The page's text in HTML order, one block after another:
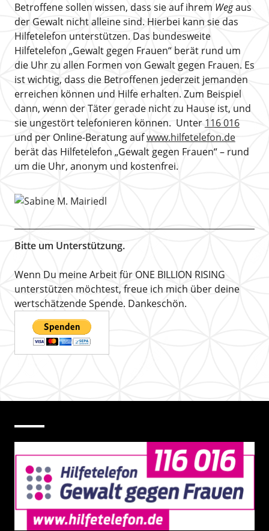
Betroffene sollen wissen, dass sie auf ihrem Wegaus
der Gewalt nicht alleine sind. Hierbei kann sie das
Hilfetelefon unterstützen. Das bundesweite
Hilfetelefon „Gewalt gegen Frauen“ berät rund um
die Uhr zu allen Formen von Gewalt gegen Frauen. Es
ist wichtig, dass die Betroffenen jederzeit jemanden
erreichen können und Hilfe erhalten. Zum Beispiel
dann, wenn der Täter gerade nicht zu Hause ist, und
sie ungestört telefonieren können. Unter 116 016
und per Online-Beratung aufwww.hilfetelefon.de
berät das Hilfetelefon „Gewalt gegen Frauen“ – rund
um die Uhr, anonym und kostenfrei.
Bitte um Unterstützung.
Wenn Du meine Arbeit für ONE BILLION RISING
unterstützen möchtest, freue ich mich über deine
wertschätzende Spende. Dankeschön.